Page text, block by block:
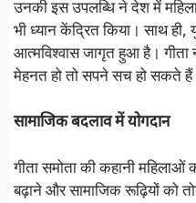
उनकी इस उपलब्धि ने देश में
भी ध्यान केंद्रित किया। साथ
आत्मविश्वास जागृत हुआ है। गीता
मेहनत हो तो सपने सच हो सकते
सामाजिक बदलाव में योगदान
गीता समोता की कहानी
बढ़ाने और सामाजिक रूढ़ियों को